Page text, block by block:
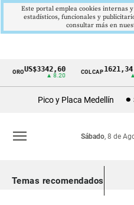
Cintillo
Colombia
OROUS$3342,60
▲ 8.20
COLCAP1621,34
▲
Pico y Placa Medellín
Sábado, 8 de
menu
Temas recomendados
Este portal emplea cookies internas
estadísticos, funcionales y
consultar más en